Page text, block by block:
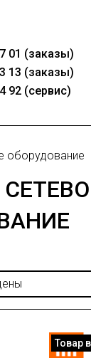
01 (заказы)
13 (заказы)
92 (сервис)
оборудование
Товар